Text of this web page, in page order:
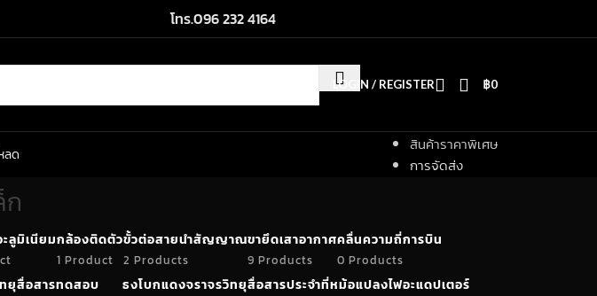
โทร.096 232 4164
LOGIN / REGISTER ฿0
ลด
สินค้าราคาพิเศษ
การจัดส่ง
ก
ะลูมิเนียมกล้องติดตัว
1 Product
ขั้วต่อสายนำสัญญาณ
2 Products
ขายึดเสาอากาศ
9 Products
คลื่นความถี่การบิน
0 Products
ยุสื่อสารทดสอบ ธงโบกแดงจราจรวิทยุสื่อสารประจำที่หม้อแปลงไฟอะแดปเตอร์